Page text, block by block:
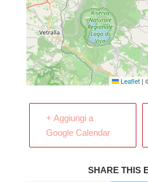
Leaflet |
+ Aggiungi a
Google Calendar
SHARE THIS